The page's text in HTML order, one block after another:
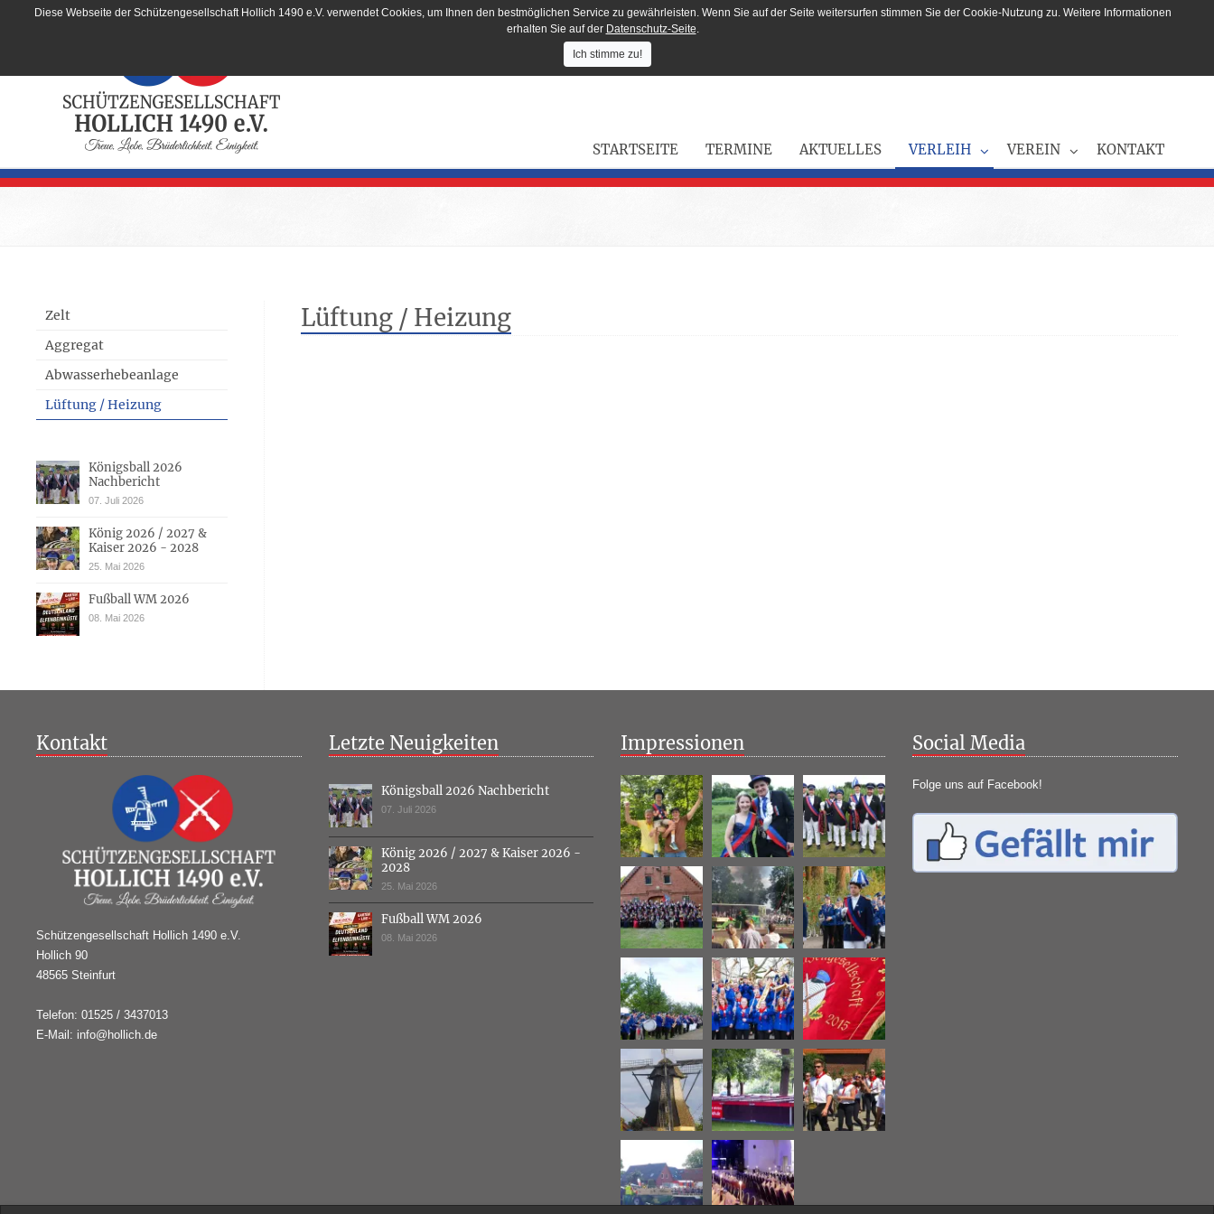
STARTSEITE TERMINE AKTUELLES VERLEIH VEREIN KONTAKT
Lüftung / Heizung
Zelt
Aggregat
Abwasserhebeanlage
Lüftung / Heizung
Königsball 2026
Nachbericht
07. Juli 2026
König 2026 / 2027 &
Kaiser 2026 - 2028
25. Mai 2026
Fußball WM 2026
08. Mai 2026
Kontakt
Schützengesellschaft Hollich 1490 e.V.
Hollich 90
48565 Steinfurt
Telefon: 01525 / 3437013
E-Mail: info@hollich.de
Letzte Neuigkeiten
Königsball 2026 Nachbericht
07. Juli 2026
König 2026 / 2027 & Kaiser 2026 -
2028
25. Mai 2026
Fußball WM 2026
08. Mai 2026
Impressionen Social Media
Folge uns auf Facebook!
Diese Webseite der Schützengesellschaft Hollich 1490 e.V. verwendet Cookies, um Ihnen den bestmöglichen Service zu gewährleisten. Wenn Sie auf der Seite weitersurfen stimmen Sie der Cookie-Nutzung zu. Weitere Informationen
erhalten Sie auf der Datenschutz-Seite.
Ich stimme zu!